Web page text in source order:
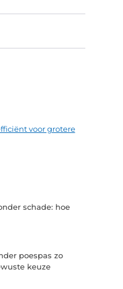
voor grotere
schade: hoe
poespas zo
keuze